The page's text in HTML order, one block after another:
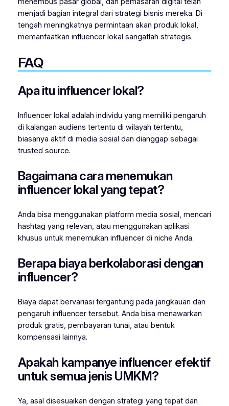
menjadi bagian integral dari strategi bisnis mereka. Di
tengah meningkatnya permintaan akan produk lokal,
memanfaatkan influencer lokal sangatlah strategis.
FAQ
Apa itu influencer lokal?
Influencer lokal adalah individu yang memiliki pengaruh
di kalangan audiens tertentu di wilayah tertentu,
biasanya aktif di media sosial dan dianggap sebagai
trusted source.
Bagaimana cara menemukan
influencer lokal yang tepat?
Anda bisa menggunakan platform media sosial, mencari
hashtag yang relevan, atau menggunakan aplikasi
khusus untuk menemukan influencer di niche Anda.
Berapa biaya berkolaborasi dengan
influencer?
Biaya dapat bervariasi tergantung pada jangkauan dan
pengaruh influencer tersebut. Anda bisa menawarkan
produk gratis, pembayaran tunai, atau bentuk
kompensasi lainnya.
Apakah kampanye influencer efektif
untuk semua jenis UMKM?
Ya, asal disesuaikan dengan strategi yang tepat dan